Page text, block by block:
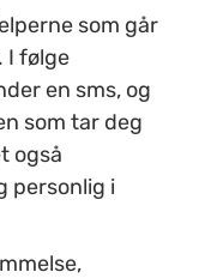
som går
I følge
en sms, og
som tar deg
også
personlig i